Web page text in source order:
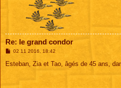
Re: le grand condor
M
s
02 11 2016, 18:42
Esteban, Zia et Tao, âgés de 45 ans,